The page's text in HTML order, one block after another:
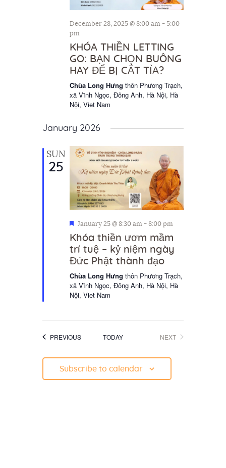
December 28, 2025 @ 8:00 am - 5:00
pm
KHÓA THIỀN LETTING
GO: BẠN CHỌN BUÔNG
HAY ĐỂ BỊ CẮT TỈA?
Chùa Long Hưng thôn Phương Trạch,
xã Vĩnh Ngọc, Đông Anh, Hà Nội, Hà
Nội, Viet Nam
January 2026
SUN
25
F
e
a
t
u
e
d
January 25 @ 8:30 am - 8:00 pm
Khóa thiền ươm mầm
trí tuệ – kỷ niệm ngày
Đức Phật thành đạo
Chùa Long Hưng thôn Phương Trạch,
xã Vĩnh Ngọc, Đông Anh, Hà Nội, Hà
Nội, Viet Nam
PREVIOUSEVENTSTODAY NEXTEVENTS
Subscribe to calendar